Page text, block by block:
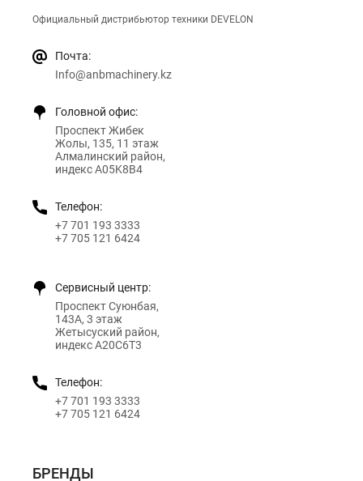
Официальный дистрибьютор техники DEVELON
Почта:
Info@anbmachinery.kz
Головной офис:
Проспект Жибек
Жолы, 135, 11 этаж
Алмалинский район,
индекс A05K8B4
Телефон:
+7 701 193 3333
+7 705 121 6424
Сервисный центр:
Проспект Суюнбая,
143А, 3 этаж
Жетысуский район,
индекс A20C6T3
Телефон:
+7 701 193 3333
+7 705 121 6424
БРЕНДЫ